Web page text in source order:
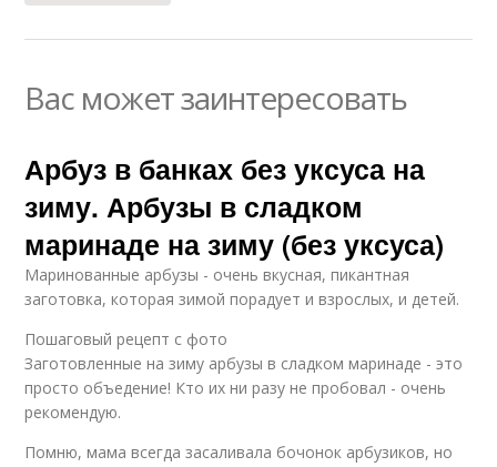
Вас может заинтересовать
Арбуз в банках без уксуса на
зиму. Арбузы в сладком
маринаде на зиму (без уксуса)
Маринованные арбузы - очень вкусная, пикантная
заготовка, которая зимой порадует и взрослых, и детей.
Пошаговый рецепт с фото
Заготовленные на зиму арбузы в сладком маринаде - это
просто объедение! Кто их ни разу не пробовал - очень
рекомендую.
Помню, мама всегда засаливала бочонок арбузиков, но